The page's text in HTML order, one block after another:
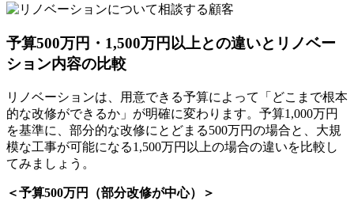
予算500万円・1,500万円以上との違いとリノベー
ション内容の比較
リノベーションは、用意できる予算によって「どこまで根本
的な改修ができるか」が明確に変わります。予算1,000万円
を基準に、部分的な改修にとどまる500万円の場合と、大規
模な工事が可能になる1,500万円以上の場合の違いを比較し
てみましょう。
＜予算500万円（部分改修が中心）＞